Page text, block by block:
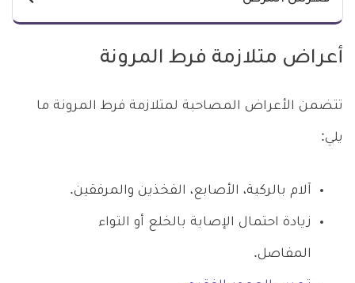
أعراض متلازمة فرط المرونة
تتضمن الأعراض المصاحبة لمتلازمة فرط المرونة ما
يلي:
آلام بالركبة، الأصابع، الفخذين والمرفقين.
زيادة احتمال الإصابة بالخلع أو التواء
المفاصل.